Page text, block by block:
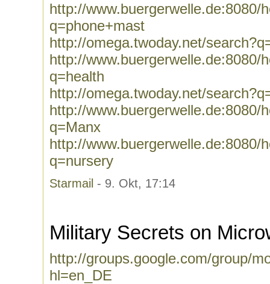
http://www.buergerwelle.de:8080/
q=phone+mast
http://omega.twoday.net/
http://www.buergerwelle.de:8080/
q=health
http://omega.twoday.net/
http://www.buergerwelle.de:8080/
q=Manx
http://www.buergerwelle.de:8080/
q=nursery
Starmail - 9. Okt, 17:14
Military Secrets on
http://groups.google.com/group/
hl=en_DE